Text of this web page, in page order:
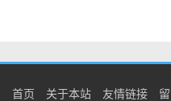
首页 关于本站 友情链接